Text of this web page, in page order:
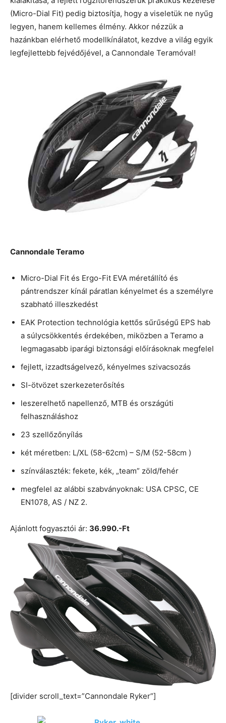
(Micro-Dial Fit) pedig biztosítja, hogy a viseletük ne nyűg
legyen, hanem kellemes élmény. Akkor nézzük a
hazánkban elérhető modellkínálatot, kezdve a világ egyik
legfejlettebb fejvédőjével, a Cannondale Teramóval!
Cannondale Teramo
Micro-Dial Fit és Ergo-Fit EVA méretállító és
pántrendszer kínál páratlan kényelmet és a személyre
szabható illeszkedést
EAK Protection technológia kettős sűrűségű EPS hab
a súlycsökkentés érdekében, miközben a Teramo a
legmagasabb iparági biztonsági előírásoknak megfelel
fejlett, izzadtságelvező, kényelmes szivacsozás
SI-ötvözet szerkezeterősítés
leszerelhető napellenző, MTB és országúti
felhasználáshoz
23 szellőzőnyílás
két méretben: L/XL (58-62cm) – S/M (52-58cm )
színválaszték: fekete, kék, „team” zöld/fehér
megfelel az alábbi szabványoknak: USA CPSC, CE
EN1078, AS / NZ 2.
Ajánlott fogyasztói ár: 36.990.-Ft
[divider scroll_text=”Cannondale Ryker”]